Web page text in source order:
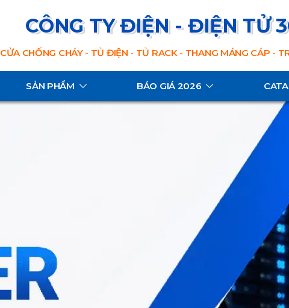
CÔNG TY ĐIỆN - ĐIỆN TỬ
CỬA CHỐNG CHÁY - TỦ ĐIỆN - TỦ RACK - THANG MÁNG CÁP -
SẢN PHẨM BÁO GIÁ 2026